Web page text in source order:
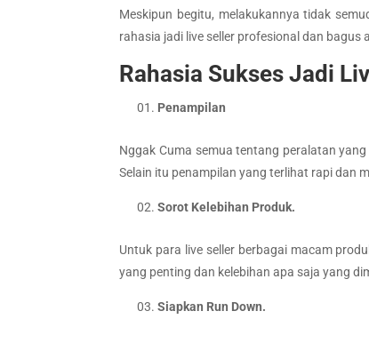
Meskipun begitu, melakukannya tidak
rahasia jadi live seller profesional dan bagus
Rahasia Sukses Jadi
Penampilan
Nggak Cuma semua tentang peralatan
Selain itu penampilan yang terlihat rapi dan
Sorot Kelebihan Produk.
Untuk para live seller berbagai macam
yang penting dan kelebihan apa saja yang
Siapkan Run Down.